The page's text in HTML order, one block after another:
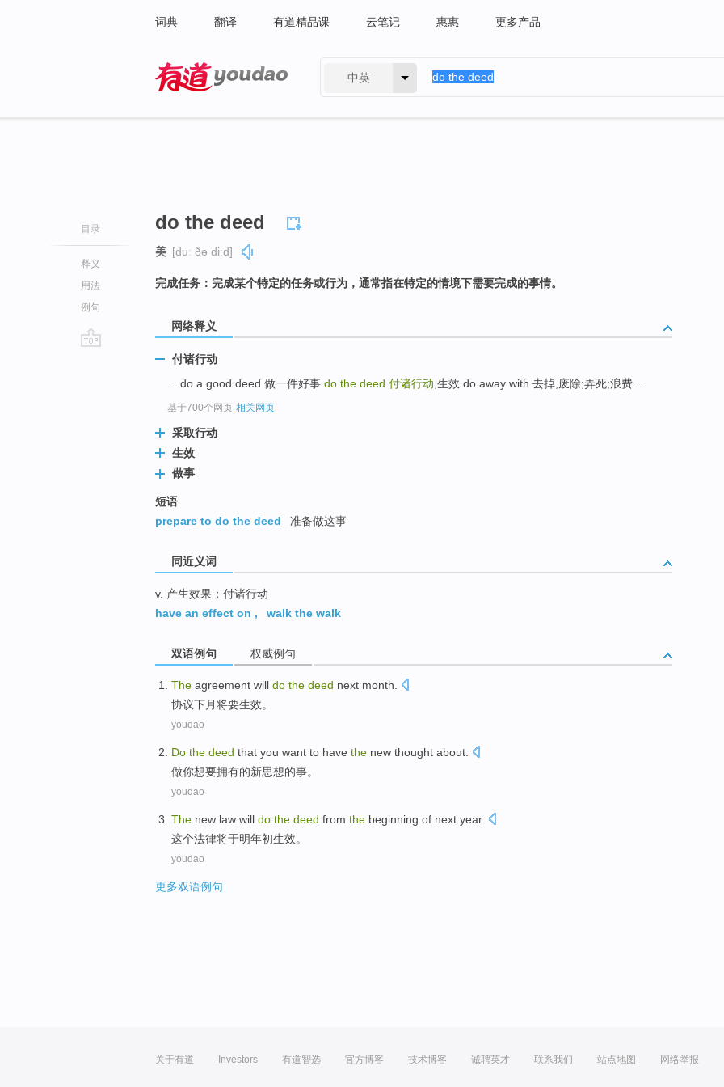
词典 翻译 有道精品课 云笔记 惠惠 更多产品
中英
目录
释义
用法
例句
do the deed
美 [duː ðə diːd]
完成任务：完成某个特定的任务或行为，通常指在特定的情境下需要完成的事情。
网络释义
付诸行动
... do a good deed 做一件好事 do the deed 付诸行动 ,生效 do away with 去掉,废除;弄死;浪费 ...
基于700个网页-相关网页
采取行动
生效
做事
短语
prepare to do the deed
准备做这事
同近义词
v. 产生效果；付诸行动
have an effect on , walk the walk
双语例句 权威例句
The agreement will do the deed next month.
协议下月将要生效。
youdao
Do the deed that you want to have the new thought about
做你想要拥有的新思想的事。
youdao
The new law will do the deed from the beginning of next year.
这个法律将于明年初生效。
youdao
更多双语例句
关于有道 Investors 有道智选 官方博客 技术博客 诚聘英才 联系我们 站点地图 网络举报